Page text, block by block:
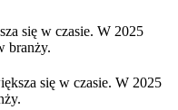
się w czasie. W 2025
branży.
się w czasie. W 2025